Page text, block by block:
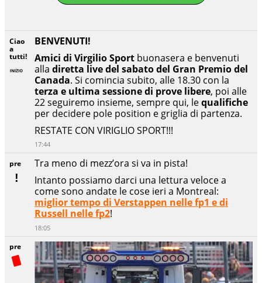
pre
pre
Tra meno di mezz’ora si va in pista!
Intanto possiamo darci una lettura veloce a
come sono andate le cose ieri a Montreal:
miglior tempo di Verstappen nelle fp1 e di
Russell nelle fp2!
18:05
Ciao
a
tutti!
BENVENUTI!
Amici di Virgilio Sport buonasera e benvenuti
alla diretta live del sabato del Gran Premio del
Canada. Si comincia subito, alle 18.30 con la
terza e ultima sessione di prove libere, poi alle
22 seguiremo insieme, sempre qui, lequalifiche
per decidere pole position e griglia di partenza.
RESTATE CON VIRIGLIO SPORT!!!
17:44